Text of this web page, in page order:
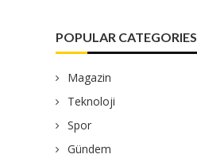
POPULAR CATEGORIES
Magazin
Teknoloji
Spor
Gündem